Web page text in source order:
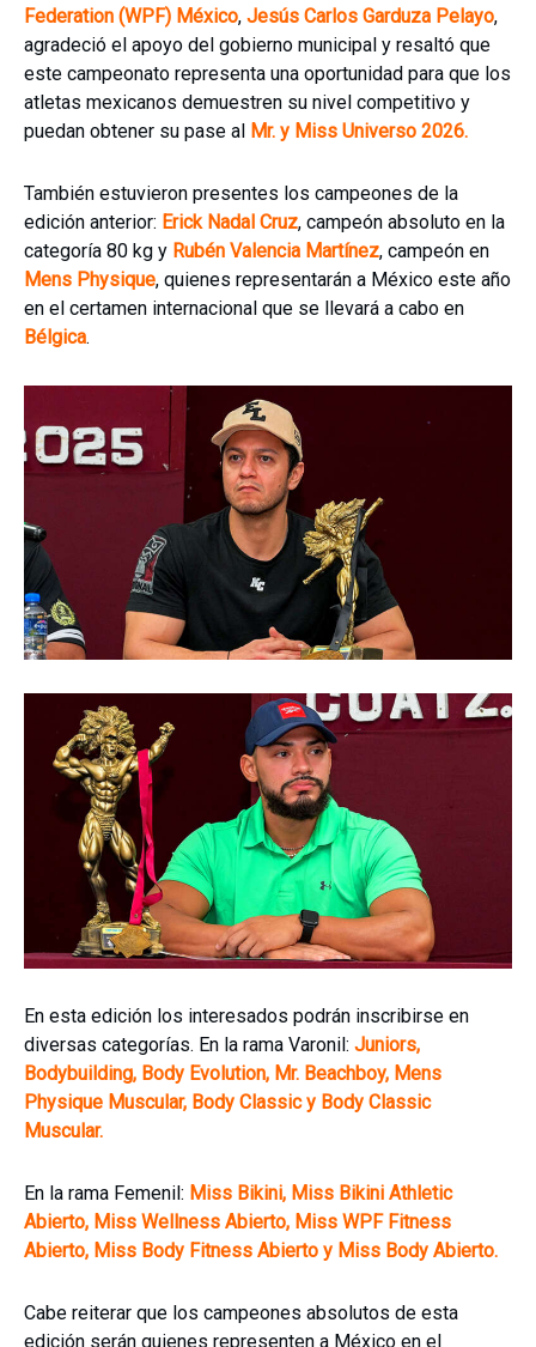
Federation (WPF) México, Jesús Carlos Garduza Pelayo,
agradeció el apoyo del gobierno municipal y resaltó que
este campeonato representa una oportunidad para que los
atletas mexicanos demuestren su nivel competitivo y
puedan obtener su pase al Mr. y Miss Universo 2026.
También estuvieron presentes los campeones de la
edición anterior: Erick Nadal Cruz, campeón absoluto en la
categoría 80 kg y Rubén Valencia Martínez, campeón en
Mens Physique, quienes representarán a México este año
en el certamen internacional que se llevará a cabo en
Bélgica.
En esta edición los interesados podrán inscribirse en
diversas categorías. En la rama Varonil: Juniors,
Bodybuilding, Body Evolution, Mr. Beachboy, Mens
Physique Muscular, Body Classic y Body Classic
Muscular.
En la rama Femenil: Miss Bikini, Miss Bikini Athletic
Abierto, Miss Wellness Abierto, Miss WPF Fitness
Abierto, Miss Body Fitness Abierto y Miss Body Abierto.
Cabe reiterar que los campeones absolutos de esta
edición serán quienes representen a México en el